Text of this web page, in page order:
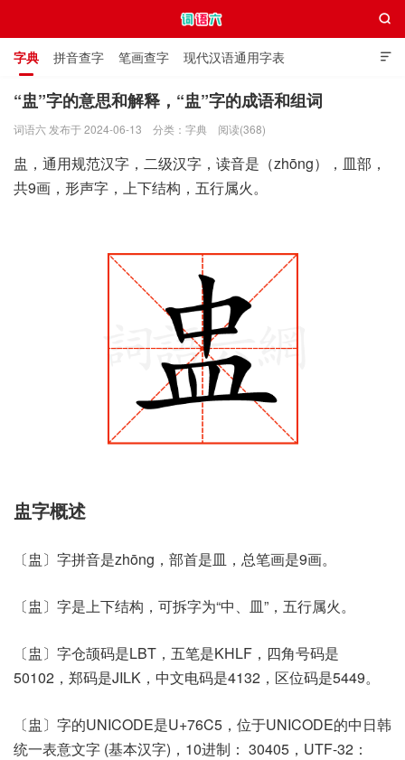

字典 拼音查字 笔画查字 现代汉语通用字表
通用规范汉字表 叠字大全 独体字大全 极简英语词典

“盅”字的意思和解释，“盅”字的成语和组词
词语六 发布于 2024-06-13 分类： 字典 阅读(368)
盅，通用规范汉字，二级汉字，读音是（zhōng），皿部，
共9画，形声字，上下结构，五行属火。
盅字概述
〔盅〕字拼音是zhōng，部首是皿，总笔画是9画。
〔盅〕字是上下结构，可拆字为“中、皿”，五行属火。
〔盅〕字仓颉码是LBT，五笔是KHLF，四角号码是
50102，郑码是JILK，中文电码是4132，区位码是5449。
〔盅〕字的UNICODE是U+76C5，位于UNICODE的中日韩
统一表意文字 (基本汉字)，10进制： 30405，UTF-32：